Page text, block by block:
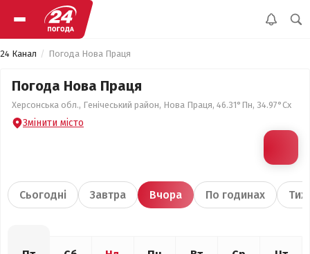
24 Канал Погода Нова Праця
Погода Нова Праця
Херсонська обл., Генічеський район, Нова Праця, 46.31°Пн, 34.97°Сх
Змінити місто
Сьогодні Завтра Вчора По годинах